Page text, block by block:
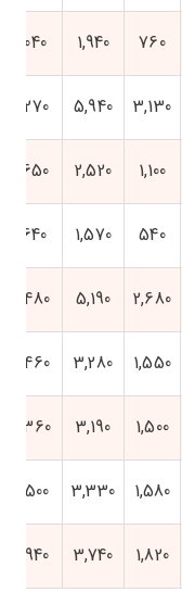
760
1,940
2,040
3,130
5,940
6,270
1,100
2,520
2,650
540
1,570
1,640
2,680
5,190
5,480
1,550
3,280
3,460
1,500
3,190
3,360
1,580
3,330
3,500
1,820
3,740
3,940